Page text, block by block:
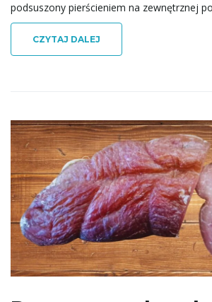
podsuszony pierścieniem na zewnętrznej
CZYTAJ DALEJ